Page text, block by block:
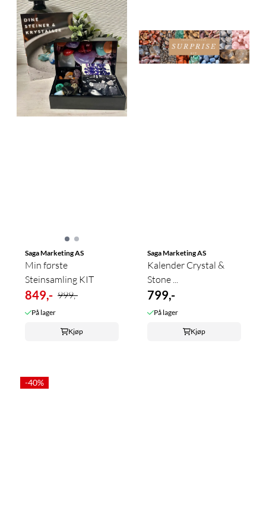
Saga Marketing AS
Min første
Steinsamling KIT
849,- 999,-
På lager
Kjøp
Saga Marketing AS
Kalender Crystal &
Stone ...
799,-
På lager
Kjøp
-40%